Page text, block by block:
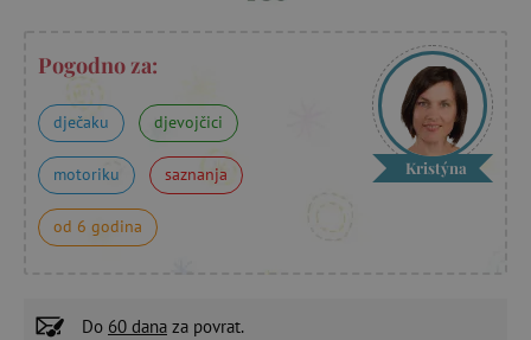
Pogodno za:
dječaku djevojčici
motoriku saznanja
od 6 godina
Kristýna
Do 60 dana za povrat.